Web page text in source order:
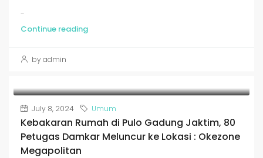
...
Continue reading
by admin
July 8, 2024 Umum
Kebakaran Rumah di Pulo Gadung Jaktim, 80
Petugas Damkar Meluncur ke Lokasi : Okezone
Megapolitan